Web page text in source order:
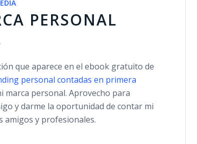
PERSONAL
que aparece en el ebook gratuito de
personal contadas en primera
marca personal. Aprovecho para
y darme la oportunidad de contar mi
amigos y profesionales.